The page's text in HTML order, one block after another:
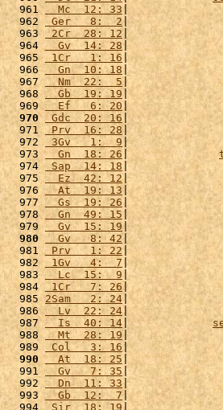
  961
  Mc  12: 33
|
  962
Ger   8:  2
  963
2Cr  28: 12
  964
  Gv  14: 28
  965
1Cr   1: 16 |
  966
  Gn  10: 18
|
  967
  Nm  22:  5
|
  968
  Gb  19: 19
|
  969
  Ef   6: 20
|
  970
Gdc  20: 16
  971
Prv  16: 28 |
  972
3Gv   1:  9
  973
  Gn  18: 26
|
  974
Sap  14: 18 |
  975
  Ez  42: 12
  976
  At  19: 13
|
  977
  Gs  19: 26
|
  978
  Gn  49: 15
  979
  Gv  15: 19
|
  980
  Gv   8: 42
  981
Prv   1: 22 |
  982
1Gv   4:  7 |
  983
  Lc  15:  9
  984
1Cr   7: 26|
  985
2Sam   2: 24
  986
  Lv  22: 24
  987
  Is  40: 14
|
  988
  Mt  28: 19
|
  989
Col   3: 16 |
  990
  At  18: 25
|
  991
  Gv   7: 35
|
  992
  Dn  11: 33
|
  993
  Gb  12:  7
  994
Sir  18: 19